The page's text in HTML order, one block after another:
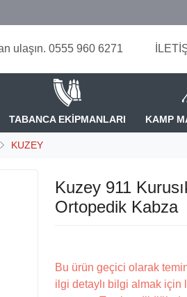
ulaşın. 0555 960 6271
TABANCA EKİPMANLARI KAMP
KUZEY
Kuzey 911
Ortopedik Kabza
Bu ürün geçici olarak
ilgi detaylı bilgi almak için